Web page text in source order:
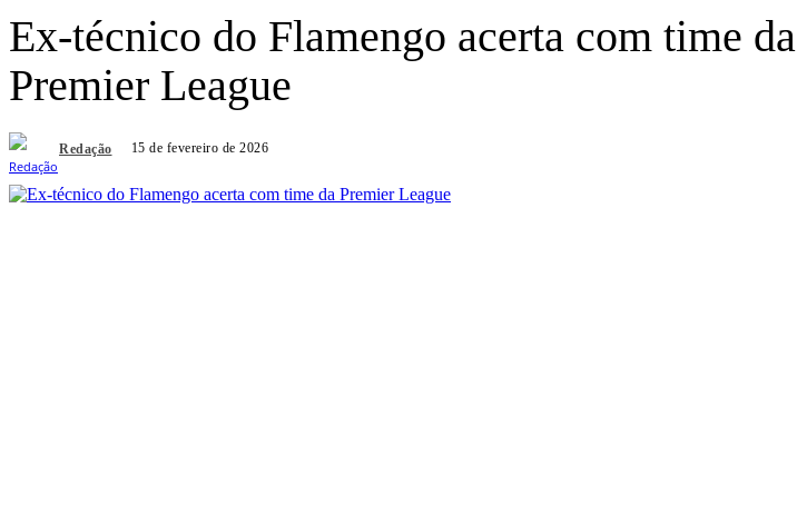
Ex-técnico do Flamengo acerta com time da
Premier League
Redação 15 de fevereiro de 2026